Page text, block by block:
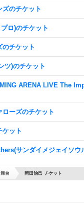
のチケット
ロ)のチケット
のチケット
ツ)のチケット
ARENA LIVE The
ーズのチケット
ケット
サンダイメジェイソウ
台 岡田治己 チケット